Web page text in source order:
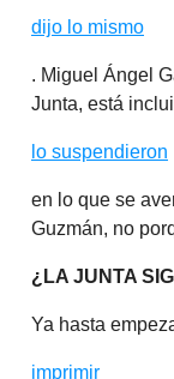
dijo lo mismo
. Miguel Ángel
Junta, está
lo suspendieron
en lo que se
Guzmán, no
¿LA JUNTA
Ya hasta
imprimir